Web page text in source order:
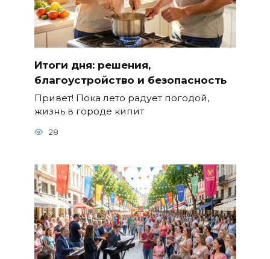
Итоги дня: решения,
благоустройство и безопасность
Привет! Пока лето радует погодой,
жизнь в городе кипит
28